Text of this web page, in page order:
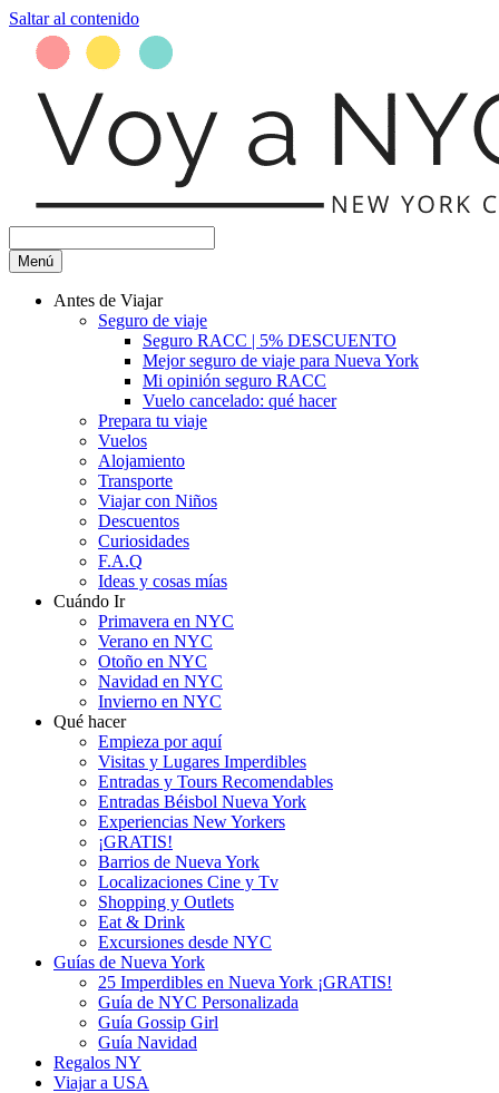
Saltar al contenido
Menú
Antes de Viajar
Seguro de viaje
Seguro RACC | 5% DESCUENTO
Mejor seguro de viaje para Nueva York
Mi opinión seguro RACC
Vuelo cancelado: qué hacer
Prepara tu viaje
Vuelos
Alojamiento
Transporte
Viajar con Niños
Descuentos
Curiosidades
F.A.Q
Ideas y cosas mías
Cuándo Ir
Primavera en NYC
Verano en NYC
Otoño en NYC
Navidad en NYC
Invierno en NYC
Qué hacer
Empieza por aquí
Visitas y Lugares Imperdibles
Entradas y Tours Recomendables
Entradas Béisbol Nueva York
Experiencias New Yorkers
¡GRATIS!
Barrios de Nueva York
Localizaciones Cine y Tv
Shopping y Outlets
Eat & Drink
Excursiones desde NYC
Guías de Nueva York
25 Imperdibles en Nueva York ¡GRATIS!
Guía de NYC Personalizada
Guía Gossip Girl
Guía Navidad
Regalos NY
Viajar a USA